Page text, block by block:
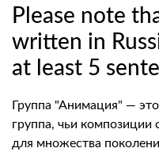
Please note
written in
at least 5
Группа "Анимация" —
группа, чьи
для множества